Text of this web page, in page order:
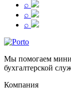
⌕
⌕
⌕
Мы помогаем
бухгалтерской
Компания